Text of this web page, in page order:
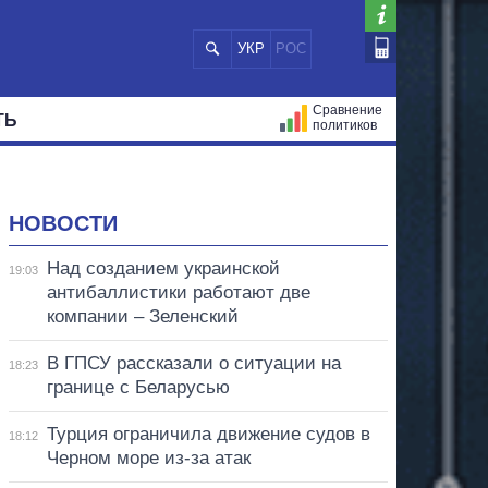
УКР РОС
Сравнение
политиков
НОВОСТИ
19:03
Над созданием украинской
антибаллистики работают две
компании – Зеленский
18:23
В ГПСУ рассказали о ситуации на
границе с Беларусью
18:12
Турция ограничила движение судов в
Черном море из-за атак